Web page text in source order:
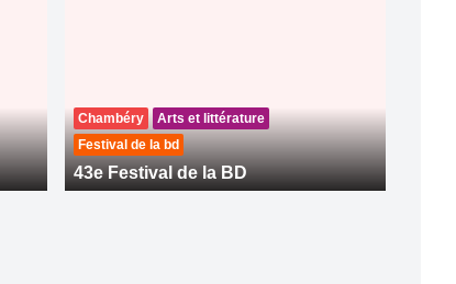
Chambéry
Arts et littérature
Festival de la bd
43e Festival de la BD